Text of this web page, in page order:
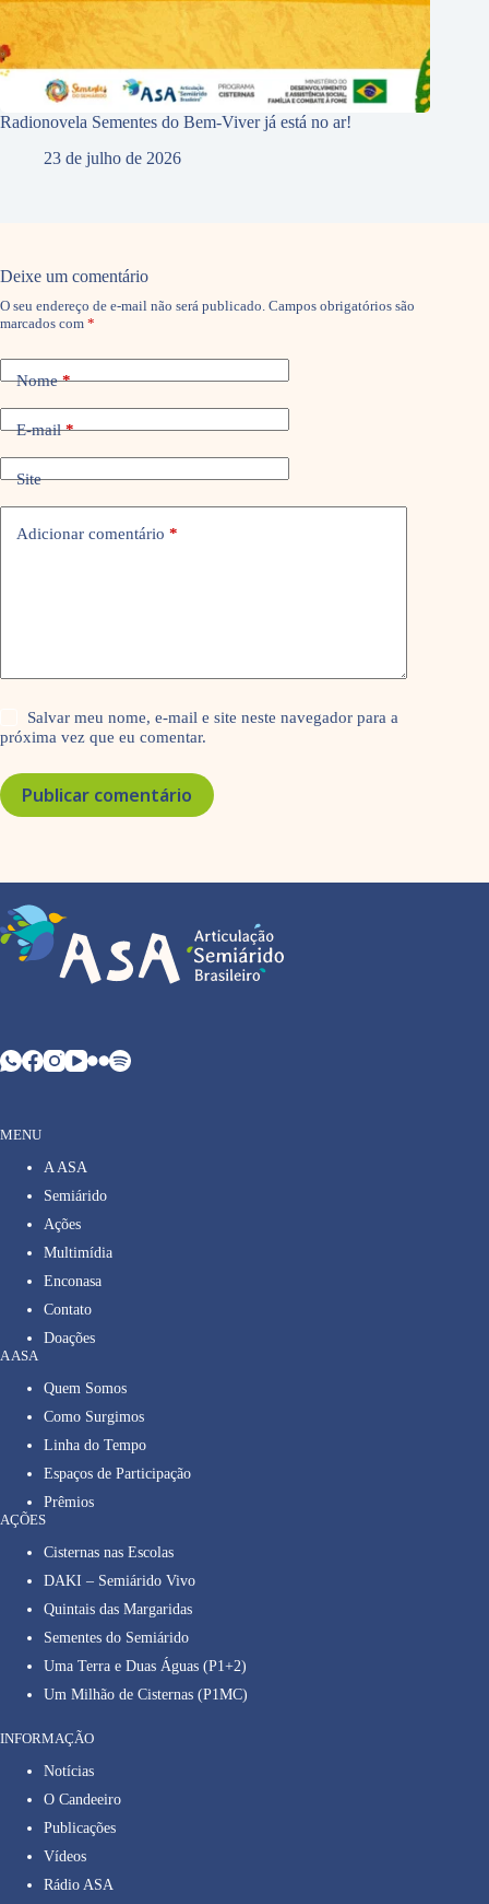
Radionovela Sementes do Bem-Viver já está no ar!
23 de julho de 2026
Deixe um comentário
O seu endereço de e-mail não será publicado. Campos obrigatórios são
marcados com *
Nome*
E-mail*
Site
Adicionar comentário *
Salvar meu nome, e-mail e site neste navegador para a
próxima vez que eu comentar.
Publicar comentário
MENU
A ASA
Semiárido
Ações
Multimídia
Enconasa
Contato
Doações
A ASA
Quem Somos
Como Surgimos
Linha do Tempo
Espaços de Participação
Prêmios
AÇÕES
Cisternas nas Escolas
DAKI – Semiárido Vivo
Quintais das Margaridas
Sementes do Semiárido
Uma Terra e Duas Águas (P1+2)
Um Milhão de Cisternas (P1MC)
INFORMAÇÃO
Notícias
O Candeeiro
Publicações
Vídeos
Rádio ASA